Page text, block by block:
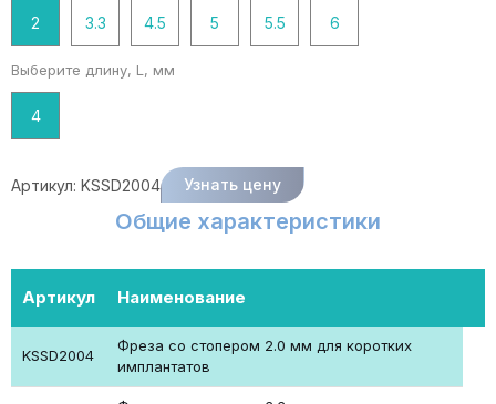
2 3.3 4.5 5 5.5 6
Выберите длину, L, мм
4
Артикул: KSSD2004 Узнать цену
Общие характеристики
Артикул Наименование
KSSD2004
Фреза со стопером 2.0 мм для коротких
имплантатов